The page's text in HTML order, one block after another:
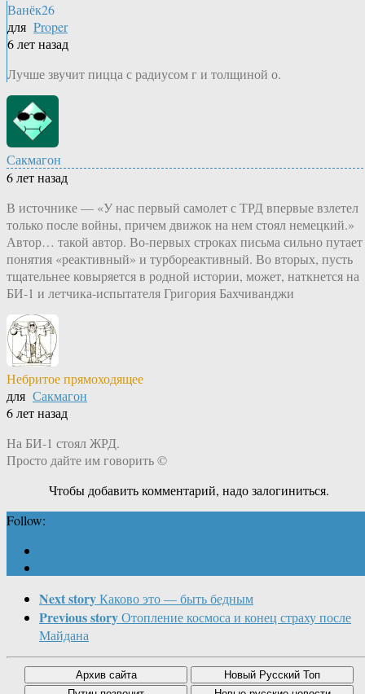
Ванёк26
для Proper
6 лет назад
Лучше звучит пицца с радиусом г и толщиной о.
Сакмагон
6 лет назад
В источнике — «У нас первый самолет с ТРД впервые взлетел
только после войны, причем движок на нем стоял немецкий.»
Автор… такой автор. Во-первых строках письма сильно путает
понятия «реактивный» и турбореактивный. Во вторых, пусть
тщательнее ковыряется в родной истории, может, наткнется на
БИ-1 и летчика-испытателя Григория Бахчиванджи
Небритое прямоходящее
для Сакмагон
6 лет назад
На БИ-1 стоял ЖРД.
Просто дайте им говорить ©
Чтобы добавить комментарий, надо залогиниться.
Follow:
Next storyКаково это — быть бедным
Previous storyОтопление космоса и конец страху после
Майдана